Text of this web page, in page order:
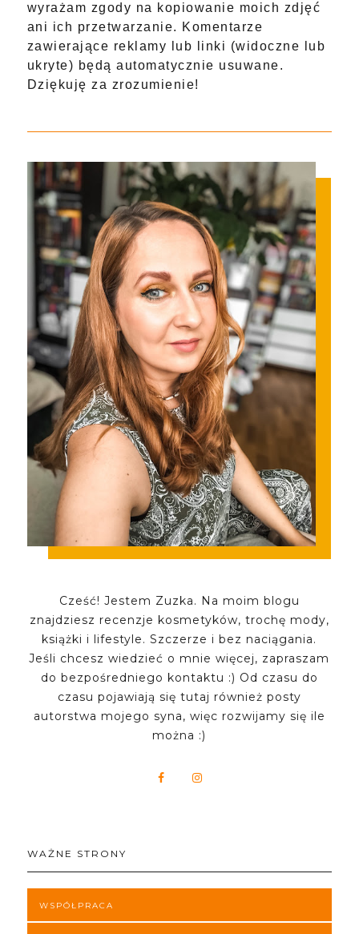
wyrażam zgody na kopiowanie moich zdjęć
ani ich przetwarzanie. Komentarze
zawierające reklamy lub linki (widoczne lub
ukryte) będą automatycznie usuwane.
Dziękuję za zrozumienie!
Cześć! Jestem Zuzka. Na moim blogu
znajdziesz recenzje kosmetyków, trochę mody,
książki i lifestyle. Szczerze i bez naciągania.
Jeśli chcesz wiedzieć o mnie więcej, zapraszam
do bezpośredniego kontaktu :) Od czasu do
czasu pojawiają się tutaj również posty
autorstwa mojego syna, więc rozwijamy się ile
można :)
WAŻNE STRONY
WSPÓŁPRACA